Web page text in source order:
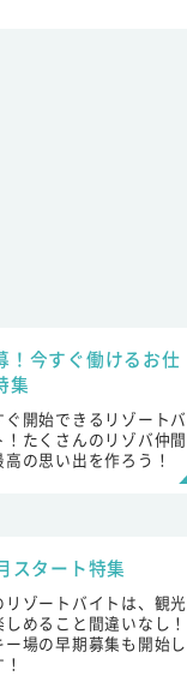
！今すぐ働けるお仕
集
ぐ開始できるリゾートバ
！たくさんのリゾバ仲間
高の思い出を作ろう！
スタート特集
リゾートバイトは、観光
しめること間違いなし！
ー場の早期募集も開始し